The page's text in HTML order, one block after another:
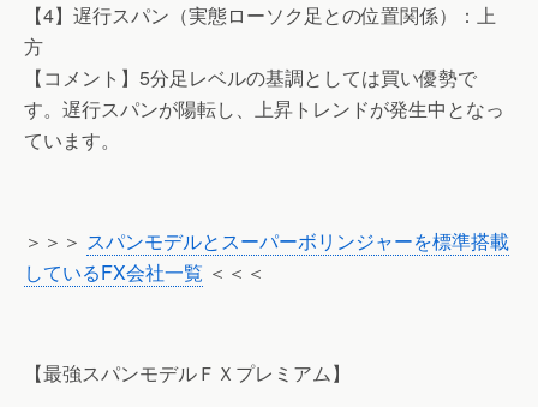
【4】遅行スパン（実態ローソク足との位置関係）：上
方
【コメント】5分足レベルの基調としては買い優勢で
す。遅行スパンが陽転し、上昇トレンドが発生中となっ
ています。
＞＞＞ スパンモデルとスーパーボリンジャーを標準搭載
しているFX会社一覧 ＜＜＜
【最強スパンモデルＦＸプレミアム】